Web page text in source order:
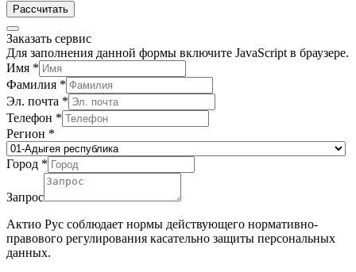
Рассчитать
Заказать сервис
Для заполнения данной формы включите JavaScript в браузере.
Имя *
Фамилия *
Эл. почта *
Телефон *
Регион *
Город *
Запрос
Актио Рус соблюдает нормы действующего нормативно-
правового регулирования касательно защиты персональных
данных.